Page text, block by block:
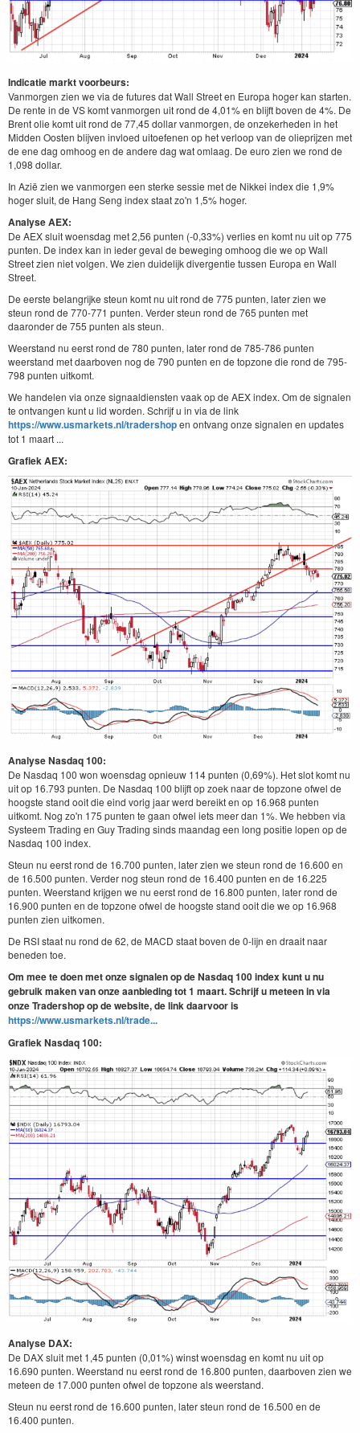
Indicatie markt voorbeurs:
Vanmorgen zien we via de futures dat Wall Street en Europa hoger kan starten.
De rente in de VS komt vanmorgen uit rond de 4,01% en blijft boven de 4%. De
Brent olie komt uit rond de 77,45 dollar vanmorgen, de onzekerheden in het
Midden Oosten blijven invloed uitoefenen op het verloop van de olieprijzen met
de ene dag omhoog en de andere dag wat omlaag. De euro zien we rond de
1,098 dollar.
In Azië zien we vanmorgen een sterke sessie met de Nikkei index die 1,9%
hoger sluit, de Hang Seng index staat zo'n 1,5% hoger.
Analyse AEX:
De AEX sluit woensdag met 2,56 punten (-0,33%) verlies en komt nu uit op 775
punten. De index kan in ieder geval de beweging omhoog die we op Wall
Street zien niet volgen. We zien duidelijk divergentie tussen Europa en Wall
Street.
De eerste belangrijke steun komt nu uit rond de 775 punten, later zien we
steun rond de 770-771 punten. Verder steun rond de 765 punten met
daaronder de 755 punten als steun.
Weerstand nu eerst rond de 780 punten, later rond de 785-786 punten
weerstand met daarboven nog de 790 punten en de topzone die rond de 795-
798 punten uitkomt.
We handelen via onze signaaldiensten vaak op de AEX index. Om de signalen
te ontvangen kunt u lid worden. Schrijf u in via de link
https://www.usmarkets.nl/tradershopen ontvang onze signalen en updates
tot 1 maart ...
Grafiek AEX:
Analyse Nasdaq 100:
De Nasdaq 100 won woensdag opnieuw 114 punten (0,69%). Het slot komt nu
uit op 16.793 punten. De Nasdaq 100 blijft op zoek naar de topzone ofwel de
hoogste stand ooit die eind vorig jaar werd bereikt en op 16.968 punten
uitkomt. Nog zo'n 175 punten te gaan ofwel iets meer dan 1%. We hebben via
Systeem Trading en Guy Trading sinds maandag een long positie lopen op de
Nasdaq 100 index.
Steun nu eerst rond de 16.700 punten, later zien we steun rond de 16.600 en
de 16.500 punten. Verder nog steun rond de 16.400 punten en de 16.225
punten. Weerstand krijgen we nu eerst rond de 16.800 punten, later rond de
16.900 punten en de topzone ofwel de hoogste stand ooit die we op 16.968
punten zien uitkomen.
De RSI staat nu rond de 62, de MACD staat boven de 0-lijn en draait naar
beneden toe.
Om mee te doen met onze signalen op de Nasdaq 100 index kunt u nu
gebruik maken van onze aanbieding tot 1 maart. Schrijf u meteen in via
onze Tradershop op de website, de link daarvoor is
https://www.usmarkets.nl/trade...
Grafiek Nasdaq 100:
Analyse DAX:
De DAX sluit met 1,45 punten (0,01%) winst woensdag en komt nu uit op
16.690 punten. Weerstand nu eerst rond de 16.800 punten, daarboven zien we
meteen de 17.000 punten ofwel de topzone als weerstand.
Steun nu eerst rond de 16.600 punten, later steun rond de 16.500 en de
16.400 punten.